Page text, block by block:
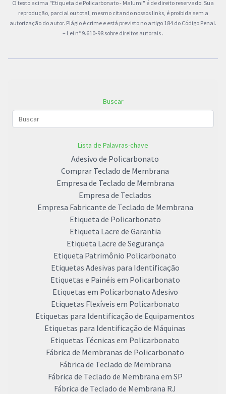
O texto acima "Etiqueta de Policarbonato - Malumi" é de direito reservado. Sua
reprodução, parcial ou total, mesmo citando nossos links, é proibida sem a
autorização do autor. Plágio é crime e está previsto no artigo 184 do Código Penal.
– Lei n° 9.610-98 sobre direitos autorais .
Buscar
Lista de Palavras-chave
Adesivo de Policarbonato
Comprar Teclado de Membrana
Empresa de Teclado de Membrana
Empresa de Teclados
Empresa Fabricante de Teclado de Membrana
Etiqueta de Policarbonato
Etiqueta Lacre de Garantia
Etiqueta Lacre de Segurança
Etiqueta Patrimônio Policarbonato
Etiquetas Adesivas para Identificação
Etiquetas e Painéis em Policarbonato
Etiquetas em Policarbonato Adesivo
Etiquetas Flexíveis em Policarbonato
Etiquetas para Identificação de Equipamentos
Etiquetas para Identificação de Máquinas
Etiquetas Técnicas em Policarbonato
Fábrica de Membranas de Policarbonato
Fábrica de Teclado de Membrana
Fábrica de Teclado de Membrana em SP
Fábrica de Teclado de Membrana RJ